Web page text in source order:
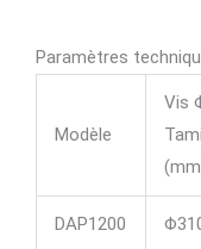
Paramètres
Modèle
Vis
DAP1200